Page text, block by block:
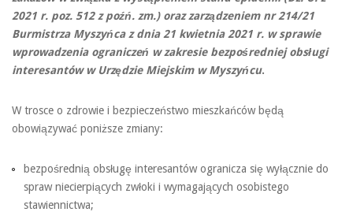
2021 r. poz. 512 z poźń. zm.) oraz zarządzeniem nr 214/21
Burmistrza Myszyńca z dnia 21 kwietnia 2021 r. w sprawie
wprowadzenia ograniczeń w zakresie bezpośredniej obsługi
interesantów w Urzędzie Miejskim w Myszyńcu.
W trosce o zdrowie i bezpieczeństwo mieszkańców będą
obowiązywać poniższe zmiany:
bezpośrednią obsługę interesantów ogranicza się wyłącznie do
spraw niecierpiących zwłoki i wymagających osobistego
stawiennictwa;